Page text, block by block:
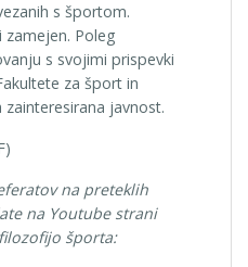
s športom.
Poleg
s svojimi prispevki
za šport in
javnost.
na preteklih
na Youtube strani
športa: